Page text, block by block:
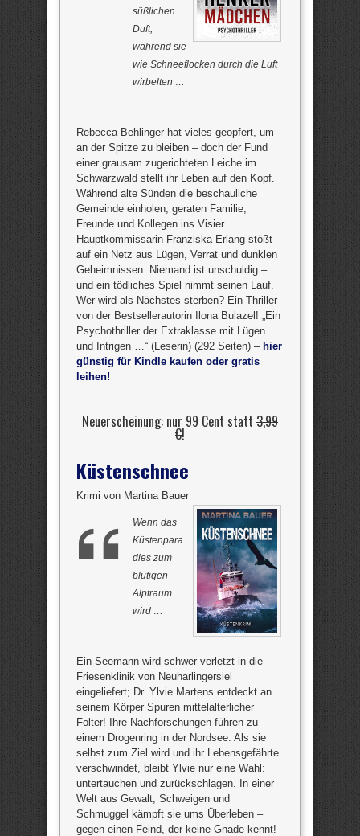
süßlichen
Duft,
während sie
wie Schneeflocken durch die Luft
wirbelten …
Rebecca Behlinger hat vieles geopfert, um
an der Spitze zu bleiben – doch der Fund
einer grausam zugerichteten Leiche im
Schwarzwald stellt ihr Leben auf den Kopf.
Während alte Sünden die beschauliche
Gemeinde einholen, geraten Familie,
Freunde und Kollegen ins Visier.
Hauptkommissarin Franziska Erlang stößt
auf ein Netz aus Lügen, Verrat und dunklen
Geheimnissen. Niemand ist unschuldig –
und ein tödliches Spiel nimmt seinen Lauf.
Wer wird als Nächstes sterben? Ein Thriller
von der Bestsellerautorin Ilona Bulazel! „Ein
Psychothriller der Extraklasse mit Lügen
und Intrigen …“ (Leserin) (292 Seiten) – hier
günstig für Kindle kaufen oder gratis
leihen!
Neuerscheinung: nur 99 Cent statt 3,99
€!
Küstenschnee
Krimi von Martina Bauer
Wenn das
Küstenpara
dies zum
blutigen
Alptraum
wird …
Ein Seemann wird schwer verletzt in die
Friesenklinik von Neuharlingersiel
eingeliefert; Dr. Ylvie Martens entdeckt an
seinem Körper Spuren mittelalterlicher
Folter! Ihre Nachforschungen führen zu
einem Drogenring in der Nordsee. Als sie
selbst zum Ziel wird und ihr Lebensgefährte
verschwindet, bleibt Ylvie nur eine Wahl:
untertauchen und zurückschlagen. In einer
Welt aus Gewalt, Schweigen und
Schmuggel kämpft sie ums Überleben –
gegen einen Feind, der keine Gnade kennt!